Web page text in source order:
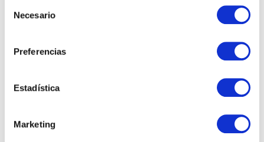
Necesario
Preferencias
Estadística
Marketing